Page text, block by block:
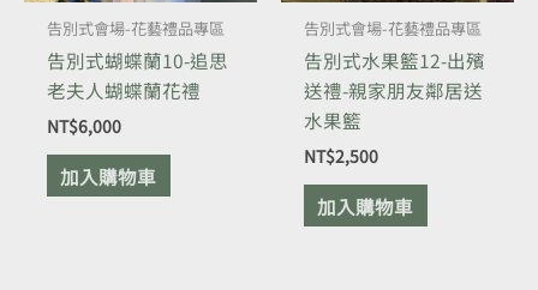
告別式會場-花藝禮品專區
告別式蝴蝶蘭10-追思
老夫人蝴蝶蘭花禮
NT$6,000
加入購物車
告別式會場-花藝禮品專區
告別式水果籃12-出殯
送禮-親家朋友鄰居送
水果籃
NT$2,500
加入購物車